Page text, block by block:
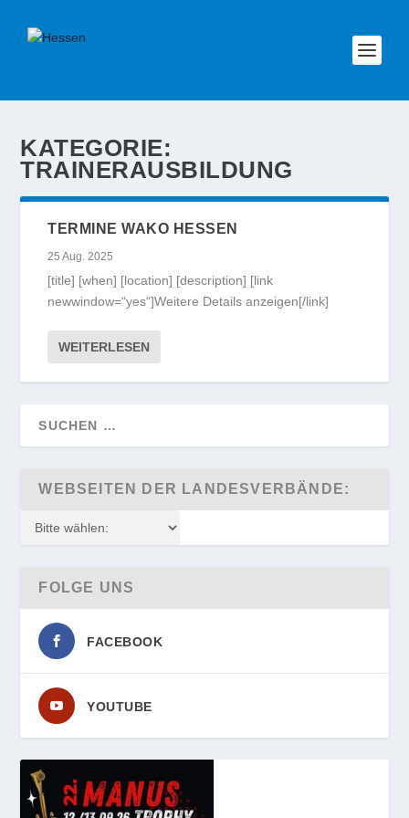
KATEGORIE:
TRAINERAUSBILDUNG
TERMINE WAKO HESSEN
25 Aug. 2025
[title] [when] [location] [description] [link
newwindow=“yes“]Weitere Details anzeigen[/link]
WEITERLESEN
WEBSEITEN DER LANDESVERBÄNDE:
FOLGE UNS
FACEBOOK
YOUTUBE